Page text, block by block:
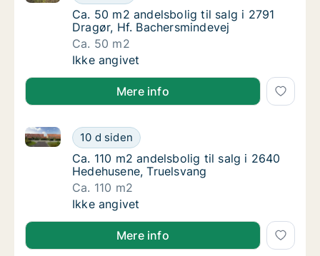
Ca. 50 m2 andelsbolig til salg i 2791
Ca. 50 m2 andelsbolig til salg i 2791
Dragør, Hf. Bachersmindevej
Ca. 50 m2
Ca. 50 m2 andelsbolig til salg i 2791
Ikke angivet
Mere info
Ca. 110 m2 andelsbolig til salg i 2640
10 d siden
Ca. 110 m2 andelsbolig til salg i 2640 Hedehusene,
Ca. 110 m2 andelsbolig til salg i 2640
Ca. 110 m2 andelsbolig til salg i 2640
Hedehusene, Truelsvang
Ca. 110 m2
Ca. 110 m2 andelsbolig til salg i 2640
Ikke angivet
Mere info